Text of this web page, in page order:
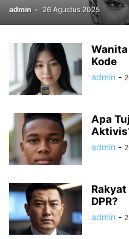
admin - 26 Agustus 2025
Kode
admin -
Apa
admin -
DPR?
admin -